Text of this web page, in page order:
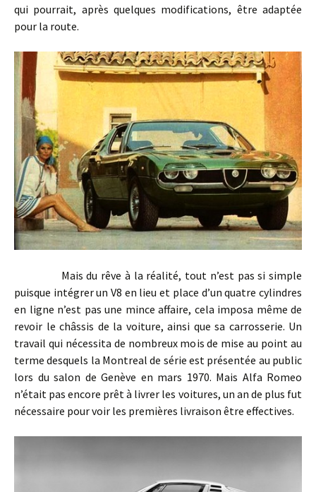
qui pourrait, après quelques modifications, être adaptée
pour la route.
Mais du rêve à la réalité, tout n’est pas si simple
puisque intégrer un V8 en lieu et place d’un quatre cylindres
en ligne n’est pas une mince affaire, cela imposa même de
revoir le châssis de la voiture, ainsi que sa carrosserie. Un
travail qui nécessita de nombreux mois de mise au point au
terme desquels la Montreal de série est présentée au public
lors du salon de Genève en mars 1970. Mais Alfa Romeo
n’était pas encore prêt à livrer les voitures, un an de plus fut
nécessaire pour voir les premières livraison être effectives.